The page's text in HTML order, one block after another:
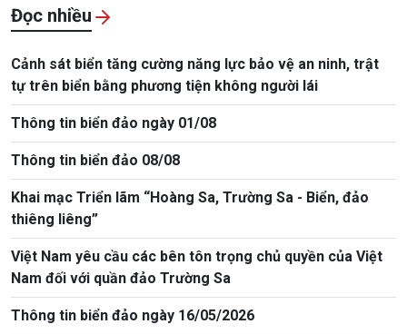
Đọc nhiều
Cảnh sát biển tăng cường năng lực bảo vệ an ninh, trật
tự trên biển bằng phương tiện không người lái
Thông tin biển đảo ngày 01/08
Thông tin biển đảo 08/08
Khai mạc Triển lãm “Hoàng Sa, Trường Sa - Biển, đảo
thiêng liêng”
Việt Nam yêu cầu các bên tôn trọng chủ quyền của Việt
Nam đối với quần đảo Trường Sa
Thông tin biển đảo ngày 16/05/2026